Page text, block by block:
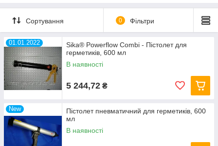
Сортування 0 Фільтри
01.01.2022
Sika® Powerflow Combi - Пістолет для
герметиків, 600 мл
В наявності
5 244,72 ₴
New
Пістолет пневматичний для герметиків, 600
мл
В наявності